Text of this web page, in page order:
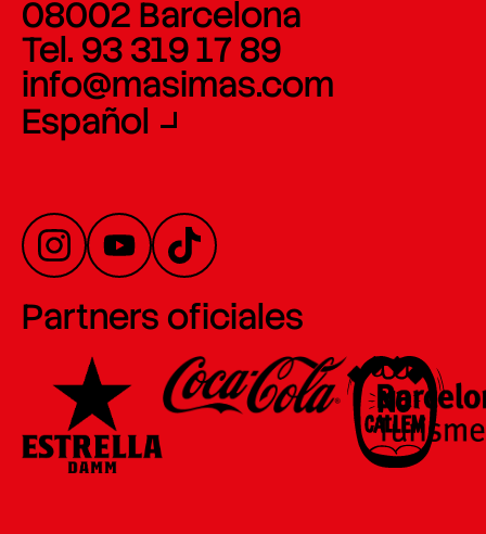
08002 Barcelona
Tel. 93 319 17 89
info@masimas.com
Español
Partners oficiales